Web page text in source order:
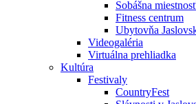
Sobášna
Fitness centrum
Ubytovňa
Videogaléria
Virtuálna prehliadka
Kultúra
Festivaly
CountryFest